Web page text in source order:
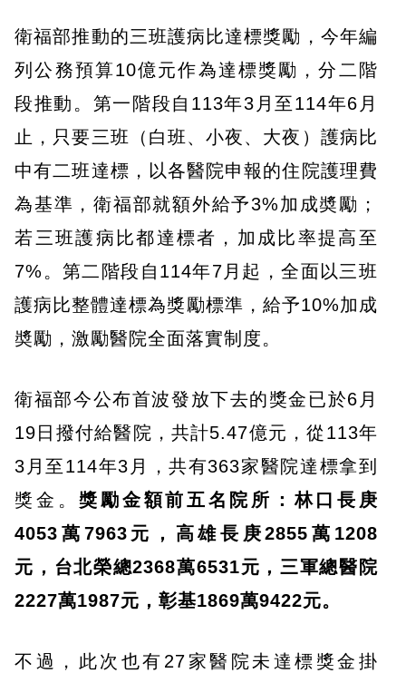
衛福部推動的三班護病比達標獎勵，今年編
列公務預算10億元作為達標獎勵，分二階
段推動。第一階段自113年3月至114年6月
止，只要三班（白班、小夜、大夜）護病比
中有二班達標，以各醫院申報的住院護理費
為基準，衛福部就額外給予3%加成奬勵；
若三班護病比都達標者，加成比率提高至
7%。第二階段自114年7月起，全面以三班
護病比整體達標為獎勵標準，給予10%加成
奬勵，激勵醫院全面落實制度。
衛福部今公布首波發放下去的獎金已於6月
19日撥付給醫院，共計5.47億元，從113年
3月至114年3月，共有363家醫院達標拿到
獎金。獎勵金額前五名院所：林口長庚
4053萬7963元，高雄長庚2855萬1208
元，台北榮總2368萬6531元，三軍總醫院
2227萬1987元，彰基1869萬9422元。
不過，此次也有27家醫院未達標獎金掛